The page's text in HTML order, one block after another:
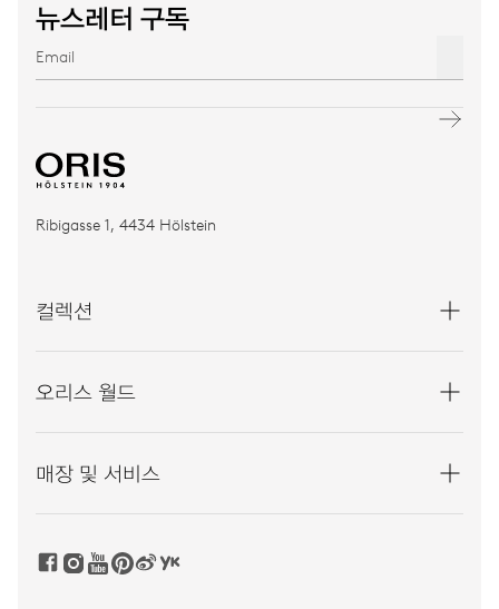
뉴스레터 구독
Ribigasse 1, 4434 Hölstein
컬렉션
오리스 월드
매장 및 서비스